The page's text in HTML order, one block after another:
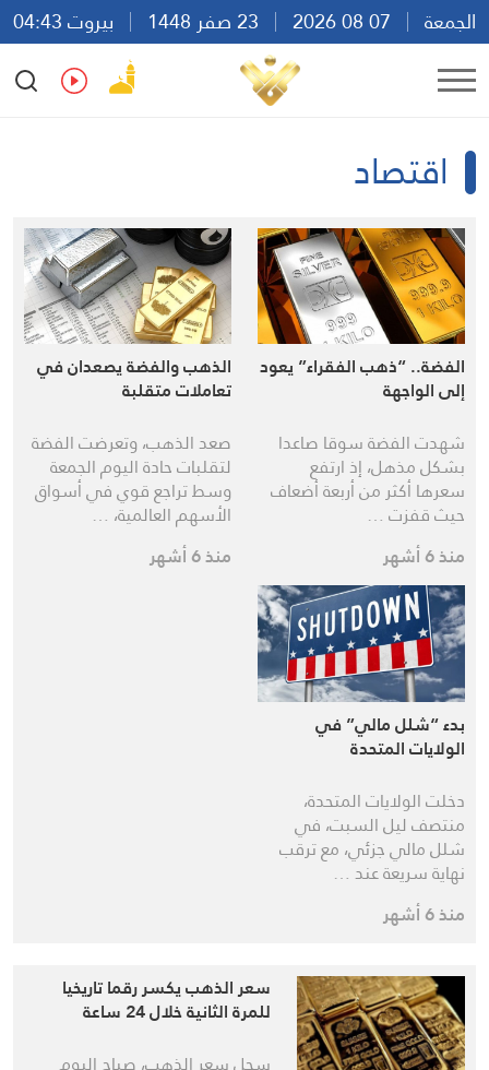
الجمعة
بيروت 04:43
Ar
En Fr Es
اقتصاد
الفضة.. “ذهب الفقراء” يعود
إلى الواجهة
شهدت الفضة سوقا صاعدا
بشكل مذهل، إذ ارتفع
سعرها أكثر من أربعة أضعاف
حيث قفزت …
منذ 6 أشهر
الذهب والفضة يصعدان في
تعاملات متقلبة
صعد الذهب، وتعرضت الفضة
لتقلبات حادة اليوم الجمعة
وسط تراجع قوي في أسواق
الأسهم العالمية، …
منذ 6 أشهر
بدء “شلل مالي” في
الولايات المتحدة
دخلت الولايات المتحدة،
منتصف ليل السبت، في
شلل مالي جزئي، مع ترقب
نهاية سريعة عند …
منذ 6 أشهر
سعر الذهب يكسر رقما تاريخيا
للمرة الثانية خلال 24 ساعة